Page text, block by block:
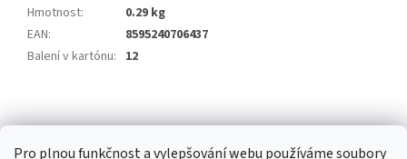
Pro plnou funkčnost a vylepšování webu používáme soubory
Hmotnost:
0.29 kg
EAN:
8595240706437
Balení v kartónu: 12
á